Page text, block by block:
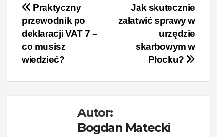
c
e
b
o
k
er
e
st
di
o
p
p
y
Li
n
Nawigacja
wpisu
Jak skutecznie
załatwić sprawy w
urzędzie
skarbowym w
Płocku?
Praktyczny
przewodnik po
deklaracji VAT 7 –
co musisz
wiedzieć?
Autor:
Bogdan Matecki